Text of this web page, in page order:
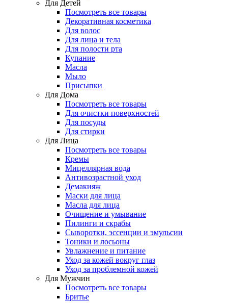
Для Детей
Посмотреть все товары
Декоративная косметика
Для волос
Для лица и тела
Для полости рта
Купание
Масла
Мыло
Присыпки
Для Дома
Посмотреть все товары
Для очистки поверхностей
Для посуды
Для стирки
Для Лица
Посмотреть все товары
Кремы
Мицеллярная вода
Антивозрастной уход
Демакияж
Маски для лица
Масла для лица
Очищение и умывание
Пилинги и скрабы
Сыворотки, эссенции и эмульсии
Тоники и лосьоны
Увлажнение и питание
Уход за кожей вокруг глаз
Уход за проблемной кожей
Для Мужчин
Посмотреть все товары
Бритье